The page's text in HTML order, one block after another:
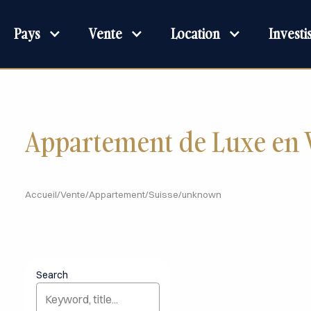
Pays Vente Location
Appartement de Luxe en
Accueil/Vente/Appartement/Suisse/unknown
Search